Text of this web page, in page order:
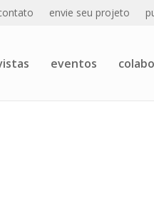
envie seu projeto
eventos